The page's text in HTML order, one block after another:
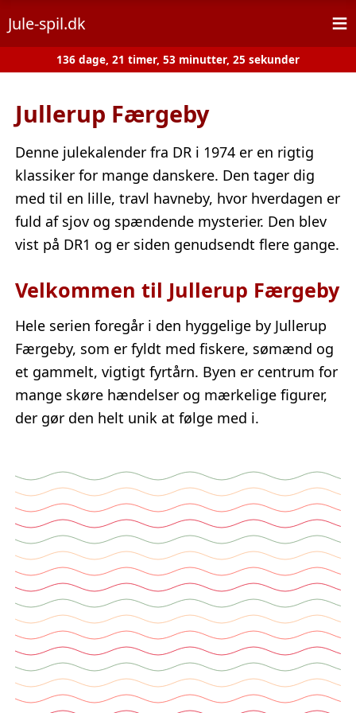
Jule-spil.dk ≡
136 dage, 21 timer, 53 minutter, 25 sekunder
Jullerup Færgeby
Denne julekalender fra DR i 1974 er en rigtig
klassiker for mange danskere. Den tager dig
med til en lille, travl havneby, hvor hverdagen er
fuld af sjov og spændende mysterier. Den blev
vist på DR1 og er siden genudsendt flere gange.
Velkommen til Jullerup Færgeby
Hele serien foregår i den hyggelige by Jullerup
Færgeby, som er fyldt med fiskere, sømænd og
et gammelt, vigtigt fyrtårn. Byen er centrum for
mange skøre hændelser og mærkelige figurer,
der gør den helt unik at følge med i.